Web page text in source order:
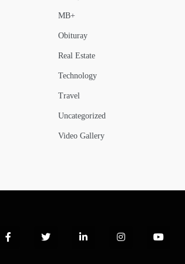
MB+
Obituray
Real Estate
Technology
Travel
Uncategorized
Video Gallery